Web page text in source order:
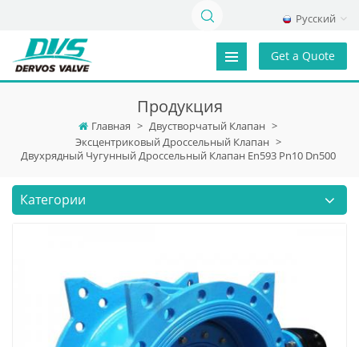
Русский
Get a Quote
Продукция
Главная > Двустворчатый Клапан >
Эксцентриковый Дроссельный Клапан >
Двухрядный Чугунный Дроссельный Клапан En593 Pn10 Dn500
Категории